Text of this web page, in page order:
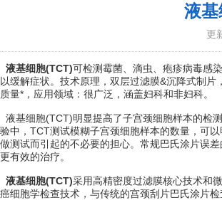
液
更
液基细胞(TCT)可检测霉菌、滴虫、疱疹病毒感
以缓解症状。技术原理，双层过滤膜&沉降式制
质量*，应用领域：很广泛，涵盖妇科和非妇科。
液基细胞(TCT)明显提高了子宫颈细胞样本的检
验中，TCT测试模糊子宫颈细胞样本的数量，可
做测试而引起的不必要的担心。常规巴氏涂片误
更有效的治疗。
液基细胞(TCT)采用高精密度过滤膜核心技术和
癌细胞学检查技术，与传统的宫颈刮片巴氏涂片